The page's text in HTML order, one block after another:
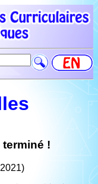
terminé !